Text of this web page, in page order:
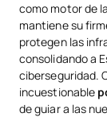
como motor de la
mantiene su
protegen las
consolidando a
ciberseguridad.
incuestionable
de guiar a las